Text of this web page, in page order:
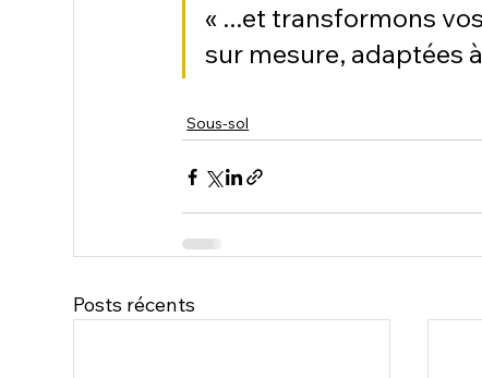
« ...et transformons
sur mesure, adaptées
Sous-sol
Posts récents